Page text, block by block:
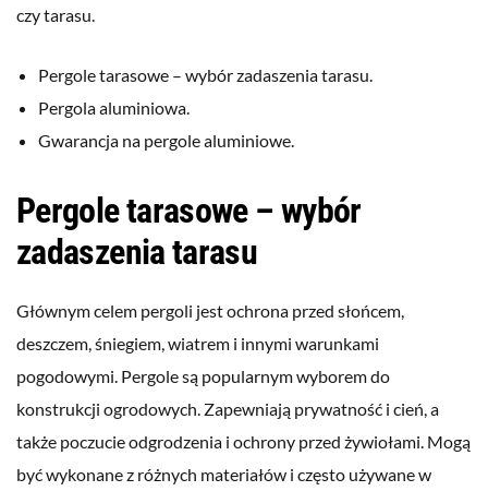
czy tarasu.
Pergole tarasowe – wybór zadaszenia tarasu.
Pergola aluminiowa.
Gwarancja na pergole aluminiowe.
Pergole tarasowe – wybór
zadaszenia tarasu
Głównym celem pergoli jest ochrona przed słońcem,
deszczem, śniegiem, wiatrem i innymi warunkami
pogodowymi. Pergole są popularnym wyborem do
konstrukcji ogrodowych. Zapewniają prywatność i cień, a
także poczucie odgrodzenia i ochrony przed żywiołami. Mogą
być wykonane z różnych materiałów i często używane w